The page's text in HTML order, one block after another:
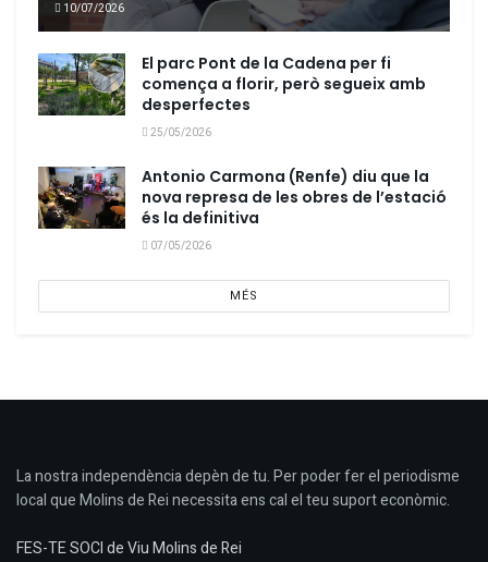
10/07/2026
El parc Pont de la Cadena per fi
comença a florir, però segueix amb
desperfectes
25/05/2026
Antonio Carmona (Renfe) diu que la
nova represa de les obres de l’estació
és la definitiva
07/05/2026
MÉS
La nostra independència depèn de tu. Per poder fer el periodisme
local que Molins de Rei necessita ens cal el teu suport econòmic.
FES-TE SOCI de Viu Molins de Rei